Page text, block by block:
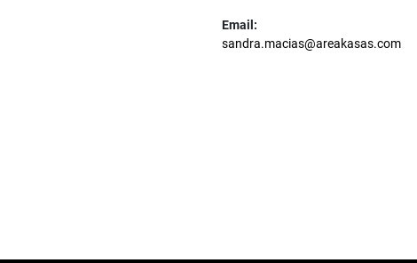
Email:
sandra.macias@areakasas.com